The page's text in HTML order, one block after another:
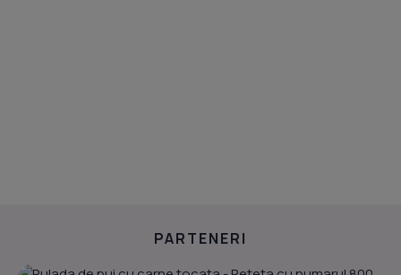
PARTENERI